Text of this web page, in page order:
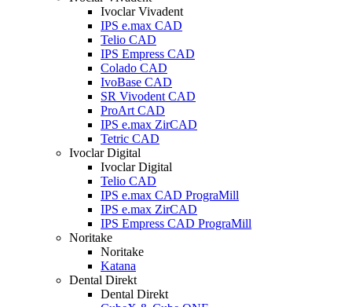
Ivoclar Vivadent
IPS e.max CAD
Telio CAD
IPS Empress CAD
Colado CAD
IvoBase CAD
SR Vivodent CAD
ProArt CAD
IPS e.max ZirCAD
Tetric CAD
Ivoclar Digital
Ivoclar Digital
Telio CAD
IPS e.max CAD PrograMill
IPS e.max ZirCAD
IPS Empress CAD PrograMill
Noritake
Noritake
Katana
Dental Direkt
Dental Direkt